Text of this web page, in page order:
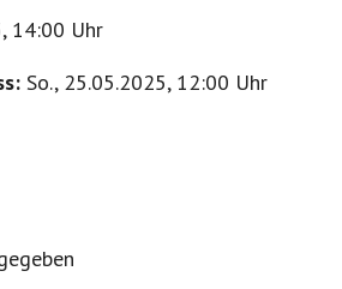
14:00 Uhr
So., 25.05.2025, 12:00 Uhr